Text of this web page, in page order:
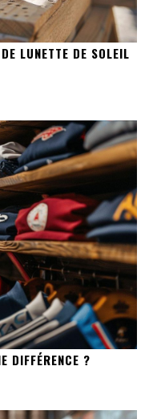
LUNETTE DE SOLEIL
DIFFÉRENCE ?